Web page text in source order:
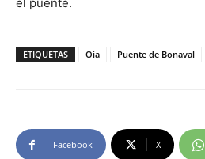
ETIQUETAS Oia Puente de Bonaval
Facebook X